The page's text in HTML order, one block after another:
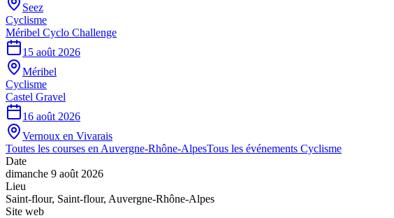
Seez
Cyclisme
Méribel Cyclo Challenge
15 août 2026
Méribel
Cyclisme
Castel Gravel
16 août 2026
Vernoux en Vivarais
Toutes les courses en Auvergne-Rhône-AlpesTous les événements Cyclisme
Date
dimanche 9 août 2026
Lieu
Saint-flour, Saint-flour, Auvergne-Rhône-Alpes
Site web